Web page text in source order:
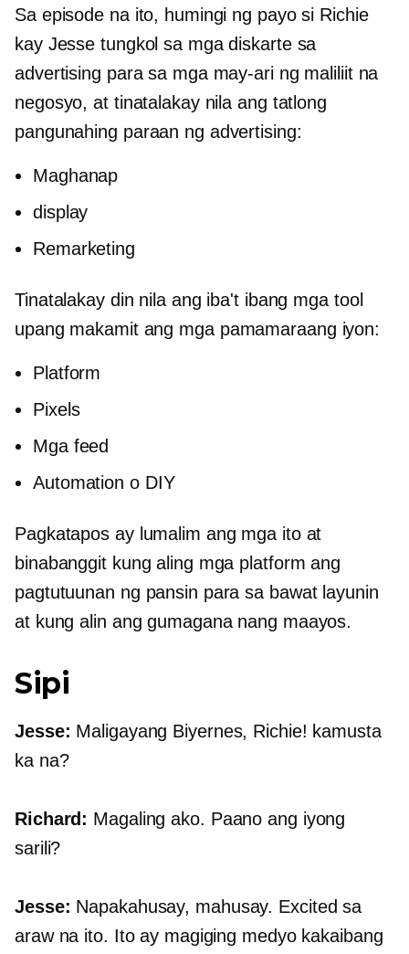
Sa episode na ito, humingi ng payo si Richie
kay Jesse tungkol sa mga diskarte sa
advertising para sa mga may-ari ng maliliit na
negosyo, at tinatalakay nila ang tatlong
pangunahing paraan ng advertising:
Maghanap
display
Remarketing
Tinatalakay din nila ang iba't ibang mga tool
upang makamit ang mga pamamaraang iyon:
Platform
Pixels
Mga feed
Automation o DIY
Pagkatapos ay lumalim ang mga ito at
binabanggit kung aling mga platform ang
pagtutuunan ng pansin para sa bawat layunin
at kung alin ang gumagana nang maayos.
Sipi
Jesse: Maligayang Biyernes, Richie! kamusta
ka na?
Richard: Magaling ako. Paano ang iyong
sarili?
Jesse: Napakahusay, mahusay. Excited sa
araw na ito. Ito ay magiging medyo kakaibang